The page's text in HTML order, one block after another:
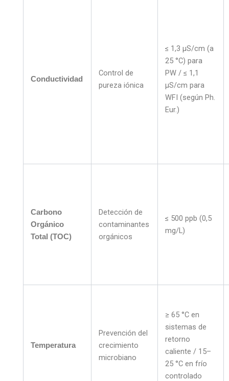
Conductividad
Control de
pureza iónica
≤ 1,3 µS/cm (a
25 °C) para
PW / ≤ 1,1
µS/cm para
WFI (según Ph.
Eur.)
Carbono
Orgánico
Total (TOC)
Detección de
contaminantes
orgánicos
≤ 500 ppb (0,5
mg/L)
Temperatura
Prevención del
crecimiento
microbiano
≥ 65 °C en
sistemas de
retorno
caliente / 15–
25 °C en frío
controlado